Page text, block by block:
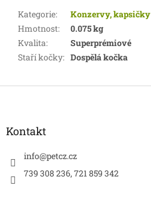
Kategorie:
Konzervy, kapsičky
Hmotnost:
0.075 kg
Kvalita:
Superprémiové
Staří kočky: Dospělá kočka
Kontakt
info@petcz.cz
739 308 236, 721 859 342